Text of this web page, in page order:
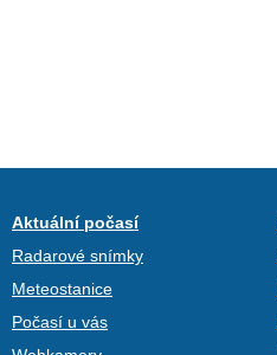
Aktuální počasí
Radarové snímky
Meteostanice
Počasí u vás